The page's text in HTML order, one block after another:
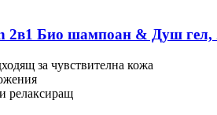
2в1 Био шампоан & Душ гел,
за чувствителна кожа
релаксиращ